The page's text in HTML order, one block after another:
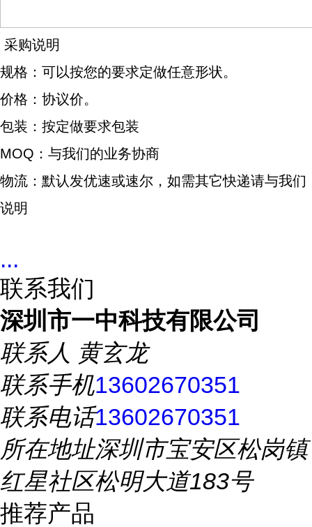
采购说明
规格：可以按您的要求定做任意形状。
价格：协议价。
包装：按定做要求包装
MOQ：与我们的业务协商
物流：默认发优速或速尔，如需其它快递请与我们
说明
...
联系我们
深圳市一中科技有限公司
联系人 黄玄龙
联系手机13602670351
联系电话13602670351
所在地址深圳市宝安区松岗镇
红星社区松明大道183号
推荐产品